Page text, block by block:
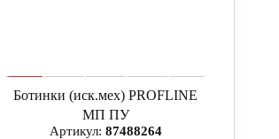
Ботинки (иск.мех) PROFLINE
МП ПУ
Артикул: 87488264